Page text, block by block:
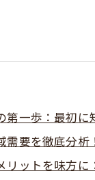
第一歩：最初に
需要を徹底分
リットを味方